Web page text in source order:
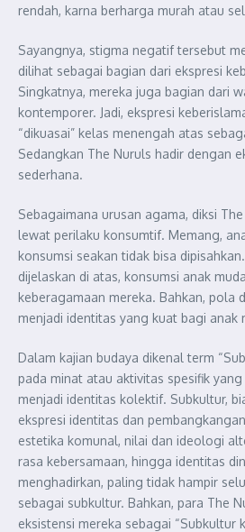
rendah, karna berharga murah atau
Sayangnya, stigma negatif tersebut
dilihat sebagai bagian dari ekspresi
Singkatnya, mereka juga bagian dari
kontemporer. Jadi, ekspresi
“dikuasai” kelas menengah atas
Sedangkan The Nuruls hadir dengan
sederhana.
Sebagaimana urusan agama, diksi
lewat perilaku konsumtif. Memang,
konsumsi seakan tidak bisa
dijelaskan di atas, konsumsi anak
keberagamaan mereka. Bahkan, pola
menjadi identitas yang kuat bagi anak
Dalam kajian budaya dikenal term
pada minat atau aktivitas spesifik
menjadi identitas kolektif. Subkultur,
ekspresi identitas dan
estetika komunal, nilai dan ideologi
rasa kebersamaan, hingga identitas
menghadirkan, paling tidak hampir
sebagai subkultur. Bahkan, para The
eksistensi mereka sebagai “Subkultur